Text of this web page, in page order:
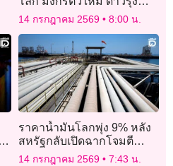
IMD
14 กรกฎาคม 2569 8:00 น.
ราคาน้ำมันโลกพุ่ง 9% หลัง
สหรัฐกลับเปิดฉากโจมตี
อิหร่าน ปิดล้อมฮอร์มุซ
14 กรกฎาคม 2569 7:43 น.